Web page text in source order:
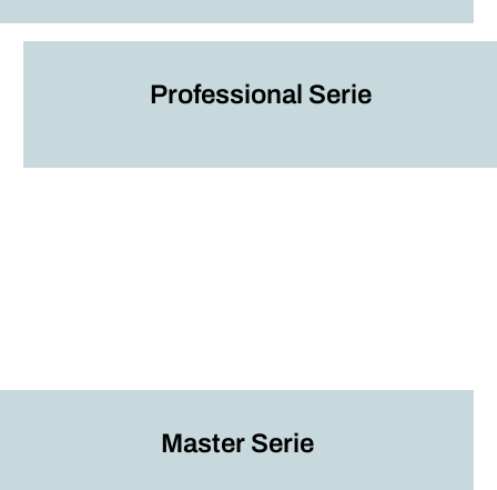
Professional Serie
Master Serie